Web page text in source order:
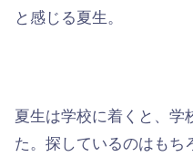
と感じる夏生。
夏生は学校に着くと、学
た。探しているのはもち